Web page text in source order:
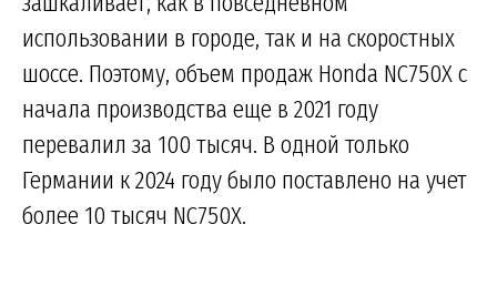
использовании в городе, так и на скоростных
шоссе. Поэтому, объем продаж Honda NC750X с
начала производства еще в 2021 году
перевалил за 100 тысяч. В одной только
Германии к 2024 году было поставлено на учет
более 10 тысяч NC750X.